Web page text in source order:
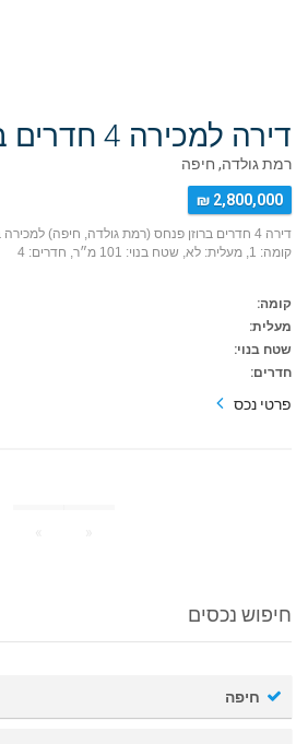
דירה למכירה 4 חדרים ברוזן פנחס
רמת גולדה, חיפה
2,800,000 ₪
קומה: 1, מעלית: לא, שטח בנוי: 101 מ״ר, חדרים: 4
קומה:
מעלית:
שטח בנוי:
חדרים:
פרטי נכס
חיפוש נכסים
חיפה